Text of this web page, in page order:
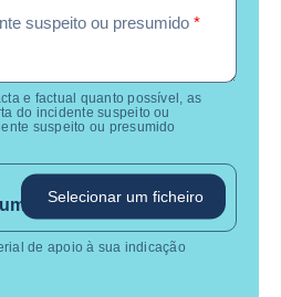
suspeito ou presumido *
e factual quanto possível, as
do incidente suspeito ou
suspeito ou presumido
ficheiro selecionado
Selecionar um ficheiro
de apoio à sua indicação